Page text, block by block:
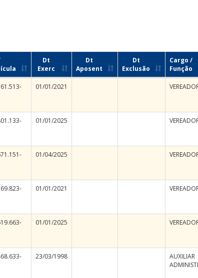
Dt
Exerc
Dt
Aposent
Dt
Exclusão
Cargo /
Função
01/01/2021
01/01/2025
01/04/2025
01/01/2021
01/01/2025
23/03/1998
AUXILIAR